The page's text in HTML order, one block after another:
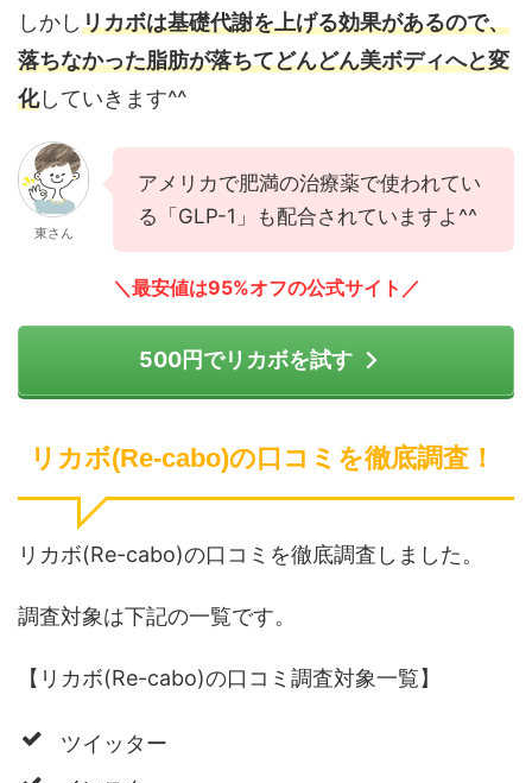
しかしリカボは基礎代謝を上げる効果があるので、
落ちなかった脂肪が落ちてどんどん美ボディへと変
化していきます^^
東さん
アメリカで肥満の治療薬で使われてい
る「GLP-1」も配合されていますよ^^
＼最安値は95%オフの公式サイト／
500円でリカボを試す
リカボ(Re-cabo)の口コミを徹底調査！
リカボ(Re-cabo)の口コミを徹底調査しました。
調査対象は下記の一覧です。
【リカボ(Re-cabo)の口コミ調査対象一覧】
ツイッター